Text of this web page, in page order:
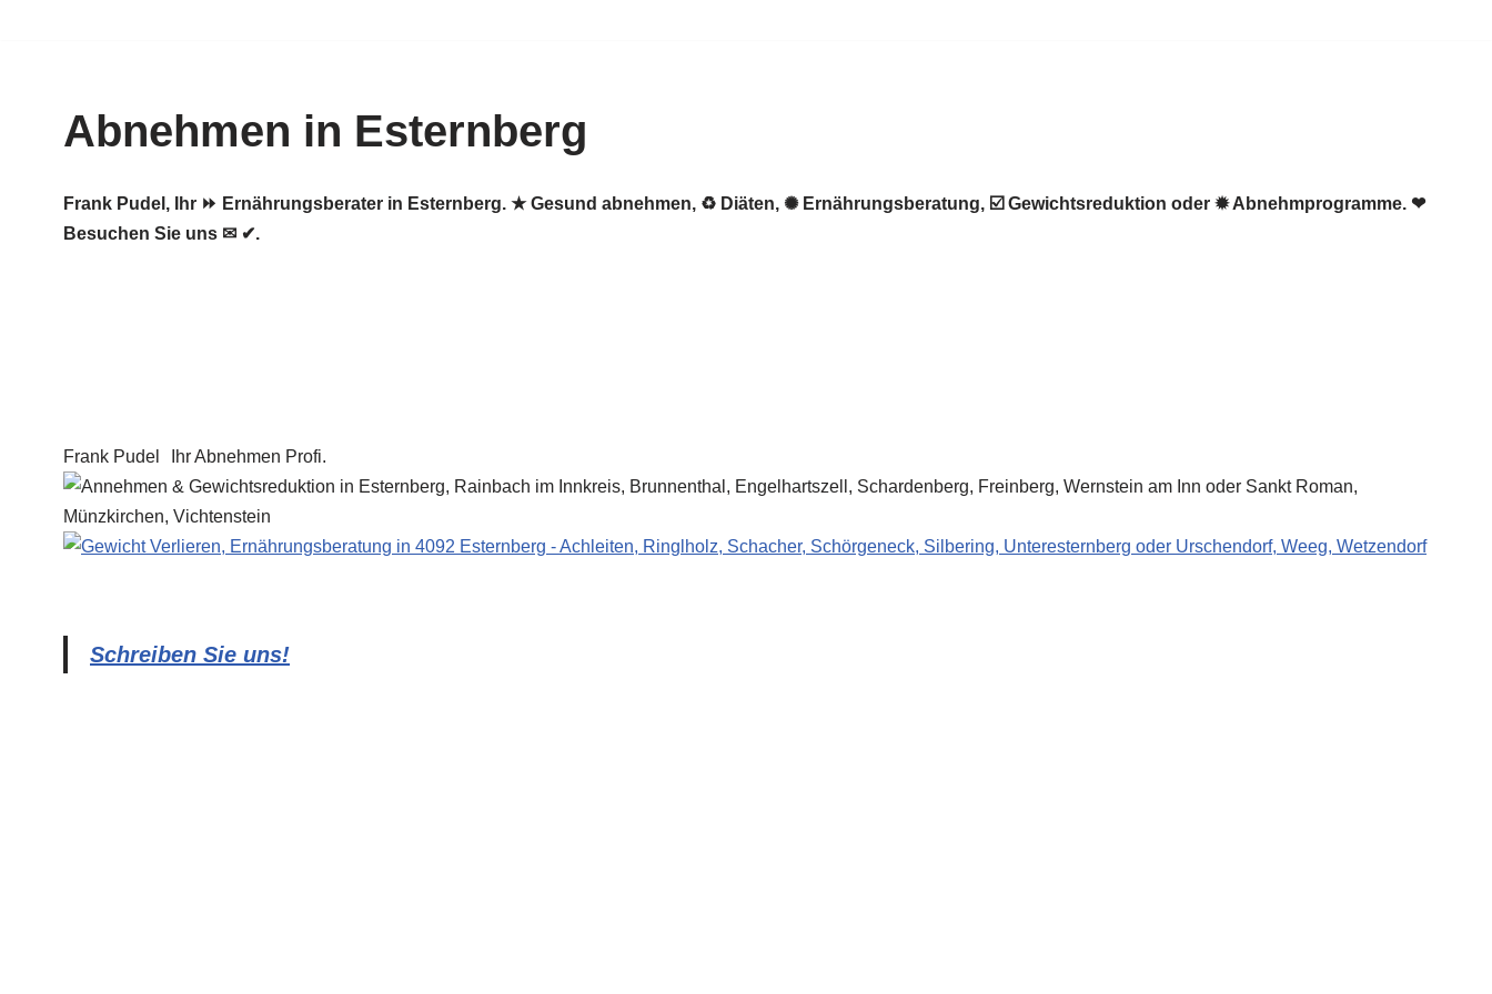
springenAbnehmen in Esternberg
Frank Pudel, Ihr ⏩ Ernährungsberater in Esternberg. ★ Gesund abnehmen, ♻ Diäten, ✺ Ernährungsberatung, ☑️ Gewichtsreduktion oder ✹ Abnehmprogramme. ❤
Besuchen Sie uns ✉ ✔.
Frank Pudel Ihr Abnehmen Profi.
Schreiben Sie uns!